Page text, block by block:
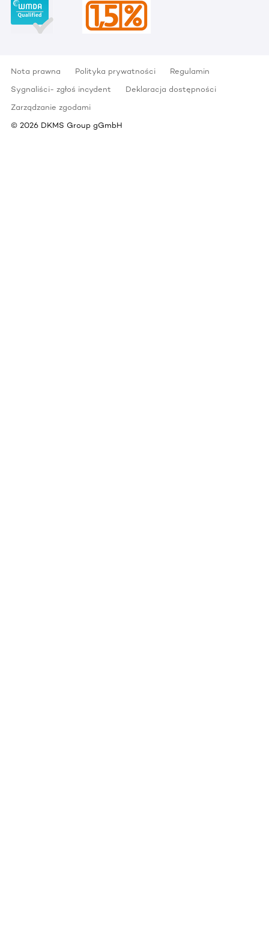
Nota prawna Polityka prywatności
Regulamin
Sygnaliści- zgłoś incydent
Deklaracja dostępności
Zarządzanie zgodami
© 2026 DKMS Group gGmbH